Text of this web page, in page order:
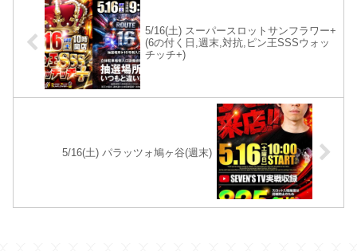
5/16(土) スーパースロットサンフラワー+
(6の付く日,週末,対抗,ピン王SSSウォッ
チッチ+)
5/16(土) パラッツォ鳩ヶ谷(週末)